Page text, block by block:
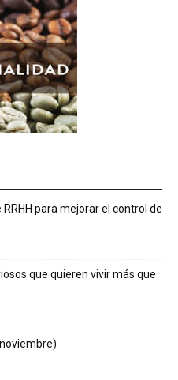
para mejorar el control de
que quieren vivir más que